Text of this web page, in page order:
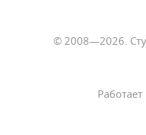
© 2008—2026.